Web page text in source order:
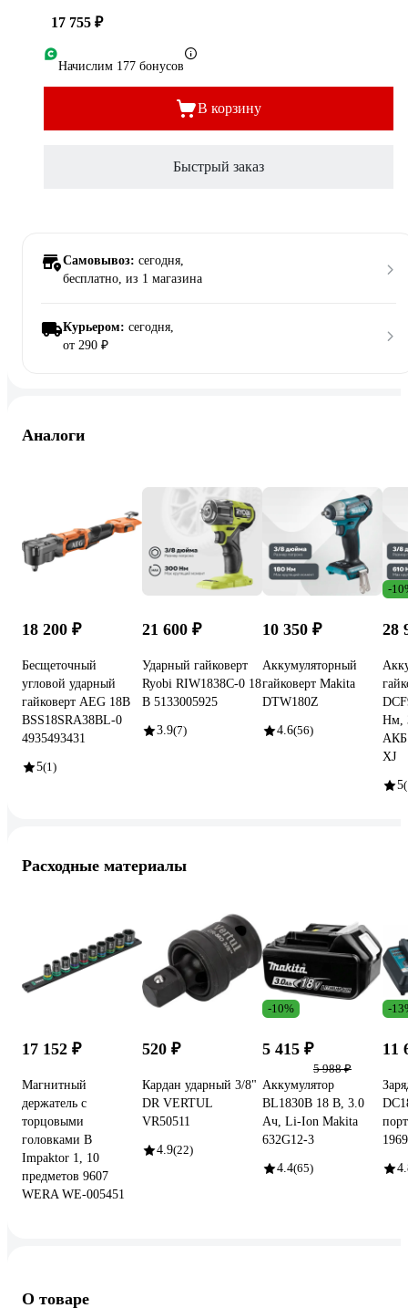
17 755 ₽
Начислим 177 бонусов
В корзину
Быстрый заказ
Самовывоз: сегодня,
бесплатно, из 1 магазина
Курьером: сегодня,
от 290 ₽
Аналоги
18 200 ₽
Бесщеточный
угловой ударный
гайковерт AEG 18В
BSS18SRA38BL-0
4935493431
5(1)
21 600 ₽
Ударный гайковерт
Ryobi RIW1838C-0 18
В 5133005925
3.9(7)
10 350 ₽
Аккумуляторный
гайковерт Makita
DTW180Z
4.6(56)
-
28
Нм,
АКБ
XJ
5
Расходные материалы
17 152 ₽
Магнитный
держатель c
торцовыми
головками B
Impaktor 1, 10
предметов 9607
WERA WE-005451
520 ₽
Кардан ударный 3/8"
DR VERTUL
VR50511
4.9(22)
-10%
5 415 ₽
5 988 ₽
Аккумулятор
BL1830B 18 В, 3.0
Ач, Li-Ion Makita
632G12-3
4.4(65)
-
11
О товаре